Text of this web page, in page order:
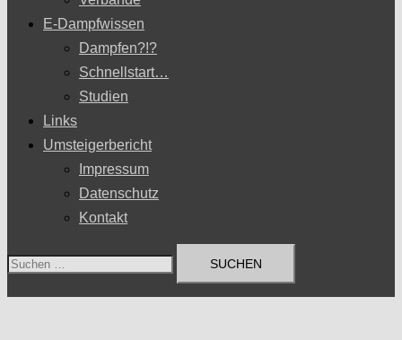
E-Dampfwissen
Dampfen?!?
Schnellstart…
Studien
Links
Umsteigerbericht
Impressum
Datenschutz
Kontakt
Suchen